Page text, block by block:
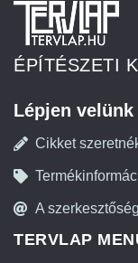
ÉPÍTÉSZETI
Lépjen
Cikket
A
TERVLAP